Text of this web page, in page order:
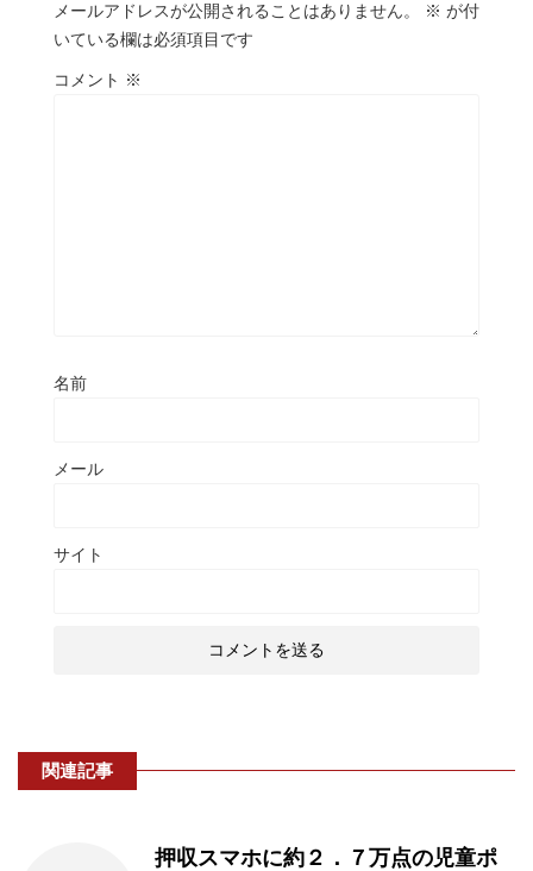
メールアドレスが公開されることはありません。 ※ が付
いている欄は必須項目です
コメント ※
名前
メール
サイト
関連記事
押収スマホに約２．７万点の児童ポ